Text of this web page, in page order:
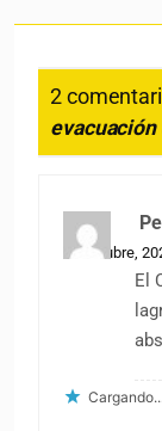
2
11 octubre,
El